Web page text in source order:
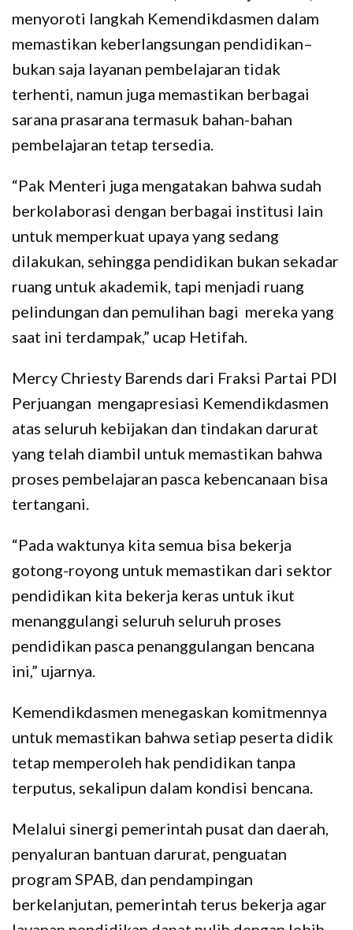
menyoroti langkah Kemendikdasmen dalam
memastikan keberlangsungan pendidikan–
bukan saja layanan pembelajaran tidak
terhenti, namun juga memastikan berbagai
sarana prasarana termasuk bahan-bahan
pembelajaran tetap tersedia.
“Pak Menteri juga mengatakan bahwa sudah
berkolaborasi dengan berbagai institusi lain
untuk memperkuat upaya yang sedang
dilakukan, sehingga pendidikan bukan sekadar
ruang untuk akademik, tapi menjadi ruang
pelindungan dan pemulihan bagi mereka yang
saat ini terdampak,” ucap Hetifah.
Mercy Chriesty Barends dari Fraksi Partai PDI
Perjuangan mengapresiasi Kemendikdasmen
atas seluruh kebijakan dan tindakan darurat
yang telah diambil untuk memastikan bahwa
proses pembelajaran pasca kebencanaan bisa
tertangani.
“Pada waktunya kita semua bisa bekerja
gotong-royong untuk memastikan dari sektor
pendidikan kita bekerja keras untuk ikut
menanggulangi seluruh seluruh proses
pendidikan pasca penanggulangan bencana
ini,” ujarnya.
Kemendikdasmen menegaskan komitmennya
untuk memastikan bahwa setiap peserta didik
tetap memperoleh hak pendidikan tanpa
terputus, sekalipun dalam kondisi bencana.
Melalui sinergi pemerintah pusat dan daerah,
penyaluran bantuan darurat, penguatan
program SPAB, dan pendampingan
berkelanjutan, pemerintah terus bekerja agar